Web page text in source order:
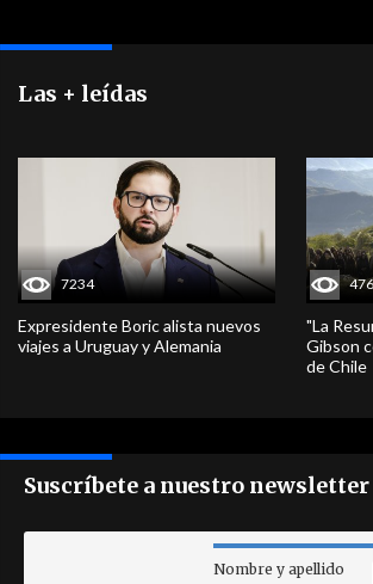
Las + leídas
7234
Expresidente Boric alista nuevos
viajes a Uruguay y Alemania
"La
Gibson
de Chile
Suscríbete a nuestro newsletter
Nombre y apellido